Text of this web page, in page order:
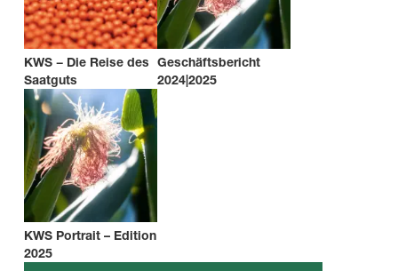
KWS − Die Reise des
Saatguts
Geschäftsbericht
2024|2025
KWS Portrait – Edition
2025